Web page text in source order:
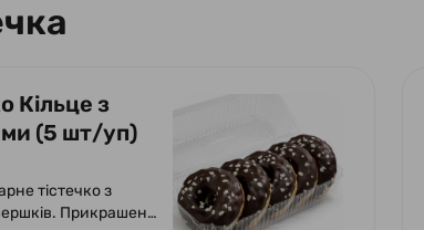
Кільце з
(5 шт/уп)
тістечко з
Прикрашено